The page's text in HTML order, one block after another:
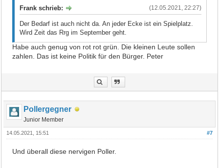
(12.05.2021, 22:27)
Frank schrieb:
Der Bedarf ist auch nicht da. An jeder Ecke ist ein Spielplatz.
Wird Zeit das Rrg im September geht.
Habe auch genug von rot rot grün. Die kleinen Leute sollen
zahlen. Das ist keine Politik für den Bürger. Peter
Pollergegner
Junior Member
#7
14.05.2021, 15:51
Und überall diese nervigen Poller.